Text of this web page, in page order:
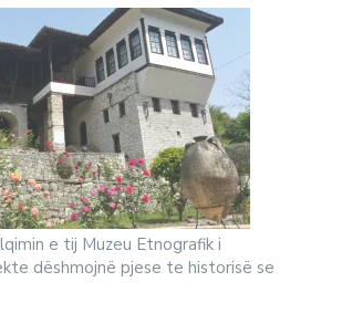
e tij Muzeu Etnografik i
dëshmojnë pjese te historisë se